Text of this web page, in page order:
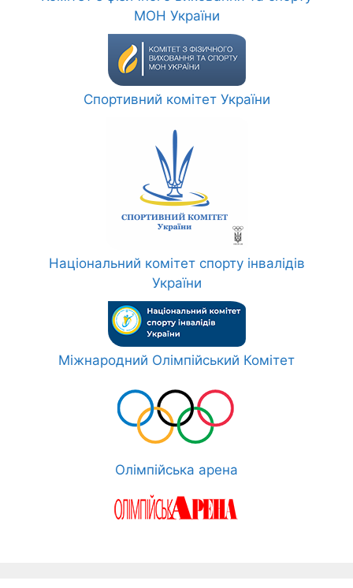
МОН України
Спортивний комітет України
Національний комітет спорту інвалідів
України
Міжнародний Олімпійський Комітет
Олімпійська арена